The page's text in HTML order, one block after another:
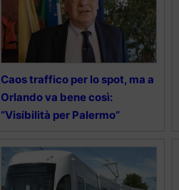
Caos traffico per lo spot, ma a
Orlando va bene così:
“Visibilità per Palermo”